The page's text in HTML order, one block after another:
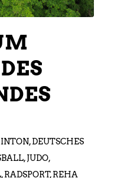
,DEUTSCHES
,JUDO,
,RADSPORT,REHA